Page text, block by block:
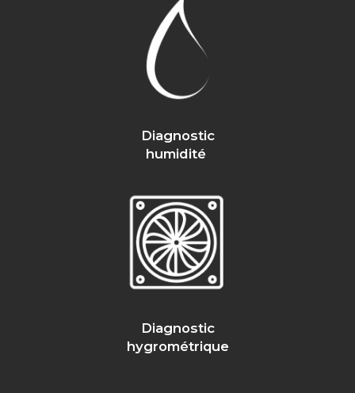
Diagnostic
humidité
Diagnostic
hygrométrique